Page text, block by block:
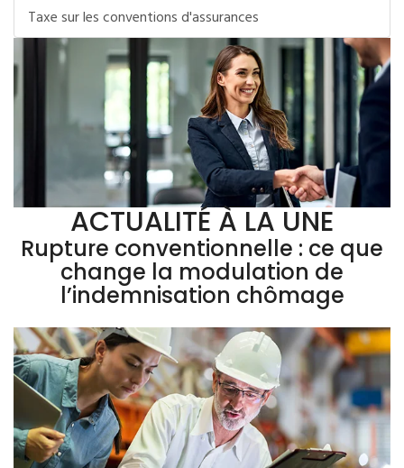
Taxe sur les conventions d'assurances
ACTUALITÉ À LA UNE
Rupture conventionnelle : ce que
change la modulation de
l’indemnisation chômage